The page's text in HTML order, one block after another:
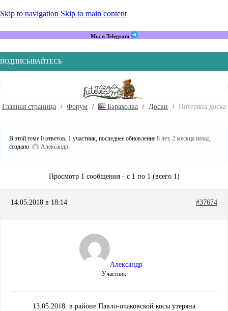
Skip to navigation Skip to main content
Мы в Telegram
ПОДПИСЫВАЙТЕСЬ
Главная страница Форум 🎰 Барахолка Доски Потеряна доска
В этой теме 0 ответов, 1 участник, последнее обновление 8 лет, 2 месяца назад
создано
Александр.
Просмотр 1 сообщения - с 1 по 1 (всего 1)
14.05.2018 в 18:14 #37674
Александр
Участник
13.05.2018. в районе Павло-очаковской косы утеряна